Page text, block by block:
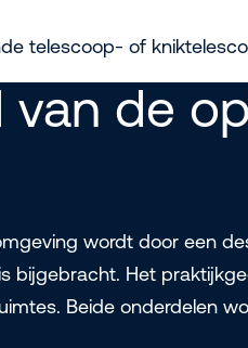
telescoop- of
van de
wordt door een
bijgebracht. Het
Beide onderdelen